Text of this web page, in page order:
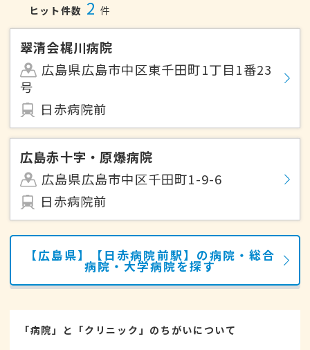
ヒット件数 2 件
翠清会梶川病院
広島県広島市中区東千田町1丁目1番23
号
日赤病院前
広島赤十字・原爆病院
広島県広島市中区千田町1-9-6
日赤病院前
【広島県】【日赤病院前駅】の病院・総合
病院・大学病院を探す
「病院」と「クリニック」のちがいについて